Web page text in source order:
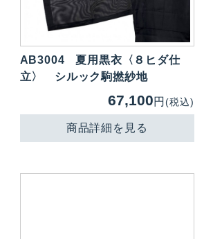
AB3004
夏用黒衣〈８ヒダ仕
立〉 シルック駒撚紗地
67,100円(税込)
商品詳細を見る